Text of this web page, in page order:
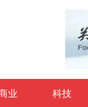
业 科技